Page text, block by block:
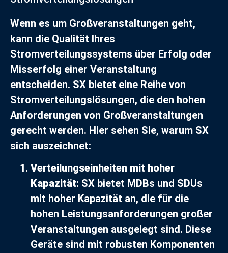
Wenn es um Großveranstaltungen geht,
kann die Qualität Ihres
Stromverteilungssystems über Erfolg oder
Misserfolg einer Veranstaltung
entscheiden. SX bietet eine Reihe von
Stromverteilungslösungen, die den hohen
Anforderungen von Großveranstaltungen
gerecht werden. Hier sehen Sie, warum SX
sich auszeichnet:
Verteilungseinheiten mit hoher
Kapazität: SX bietet MDBs und SDUs
mit hoher Kapazität an, die für die
hohen Leistungsanforderungen großer
Veranstaltungen ausgelegt sind. Diese
Geräte sind mit robusten Komponenten